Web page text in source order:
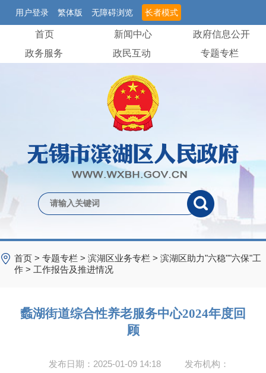
用户登录 繁体版 无障碍浏览 长者模式
首页 新闻中心
政府信息公开
政务服务
政民互动 专题专栏
首页 > 专题专栏 > 滨湖区业务专栏 > 滨湖区助力"六稳""六保"工
作 > 工作报告及推进情况
蠡湖街道综合性养老服务中心2024年度回
顾
发布日期：2025-01-09 14:18
发布机构：